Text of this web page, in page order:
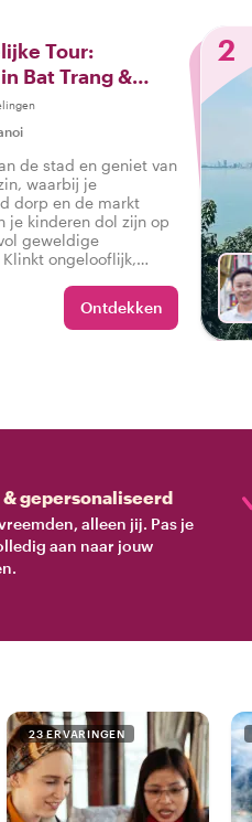
Tour:
Bat Trang &
de stad en geniet van
waarbij je
dorp en de markt
je kinderen dol zijn op
geweldige
ongelooflijk,
Ontdekken
2
& gepersonaliseerd
alleen jij. Pas je
aan naar jouw
23 ERVARINGEN